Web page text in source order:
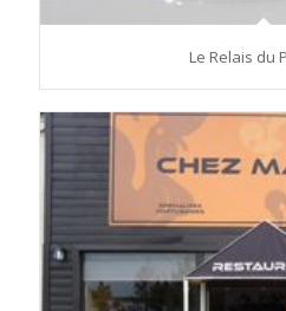
Le Relais du